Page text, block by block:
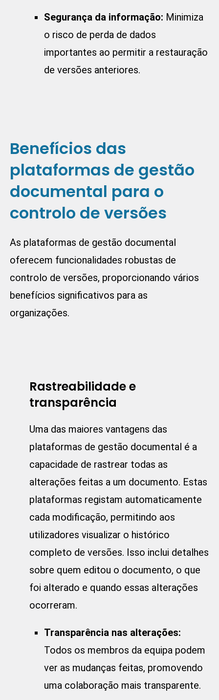
Segurança da informação: Minimiza
o risco de perda de dados
importantes ao permitir a restauração
de versões anteriores.
Benefícios das
plataformas de gestão
documental para o
controlo de versões
As plataformas de gestão documental
oferecem funcionalidades robustas de
controlo de versões, proporcionando vários
benefícios significativos para as
organizações.
Rastreabilidade e
transparência
Uma das maiores vantagens das
plataformas de gestão documental é a
capacidade de rastrear todas as
alterações feitas a um documento. Estas
plataformas registam automaticamente
cada modificação, permitindo aos
utilizadores visualizar o histórico
completo de versões. Isso inclui detalhes
sobre quem editou o documento, o que
foi alterado e quando essas alterações
ocorreram.
Transparência nas alterações:
Todos os membros da equipa podem
ver as mudanças feitas, promovendo
uma colaboração mais transparente.